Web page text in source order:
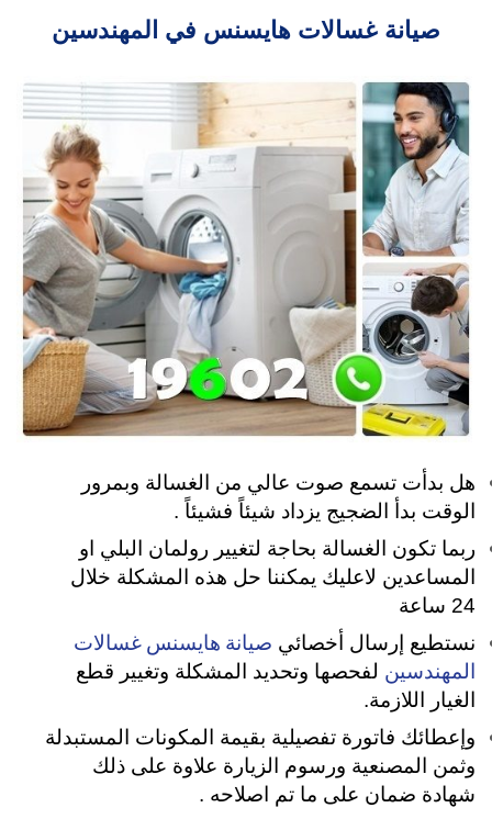
صيانة غسالات هايسنس في المهندسين
هل بدأت تسمع صوت عالي من الغسالة وبمرور
الوقت بدأ الضجيج يزداد شيئاً فشيئاً .
ربما تكون الغسالة بحاجة لتغيير رولمان البلي او
المساعدين لاعليك يمكننا حل هذه المشكلة خلال
24 ساعة
نستطيع إرسال أخصائي صيانة هايسنس غسالات
المهندسين لفحصها وتحديد المشكلة وتغيير قطع
الغيار اللازمة.
وإعطائك فاتورة تفصيلية بقيمة المكونات المستبدلة
وثمن المصنعية ورسوم الزيارة علاوة على ذلك
شهادة ضمان على ما تم اصلاحه .